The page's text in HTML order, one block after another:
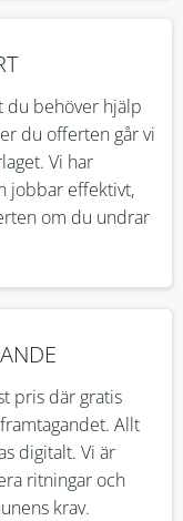
du behöver hjälp
du offerten går vi
Vi har
jobbar effektivt,
om du undrar
pris där gratis
Allt
digitalt. Vi är
ritningar och
krav.